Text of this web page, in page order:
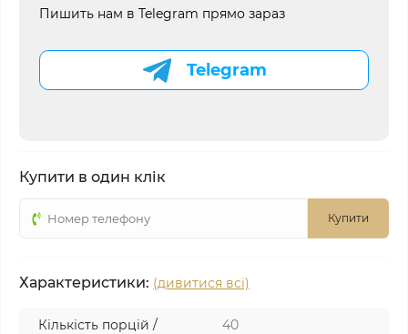
Пишить нам в Telegram прямо зараз
Telegram
Купити в один клік
Купити
Характеристики: (дивитися всі)
Кількість порцій /
40